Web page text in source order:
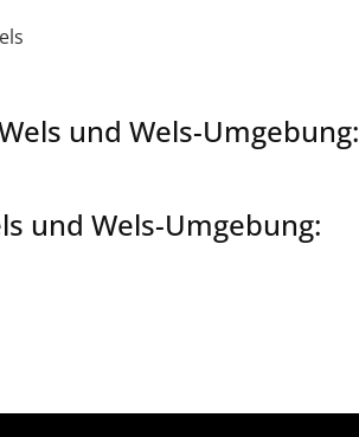
und Wels-Umgebung:
und Wels-Umgebung: